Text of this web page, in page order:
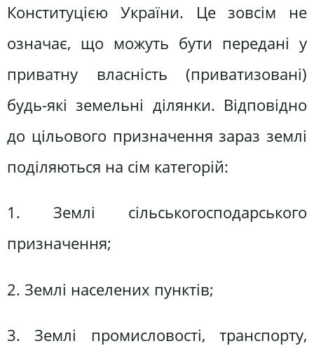
Конституцією України. Це зовсім не
означає, що можуть бути передані у
приватну власність (приватизовані)
будь-які земельні ділянки. Відповідно
до цільового призначення зараз землі
поділяються на сім категорій:
1. Землі сільськогосподарського
призначення;
2. Землі населених пунктів;
3. Землі промисловості, транспорту,